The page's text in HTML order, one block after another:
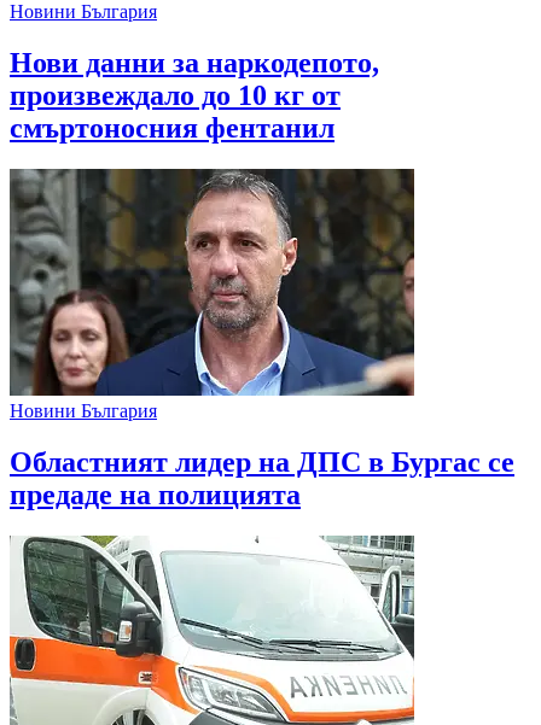
Новини България
Нови данни за наркодепото,
произвеждало до 10 кг от
смъртоносния фентанил
Новини България
Областният лидер на ДПС в Бургас се
предаде на полицията